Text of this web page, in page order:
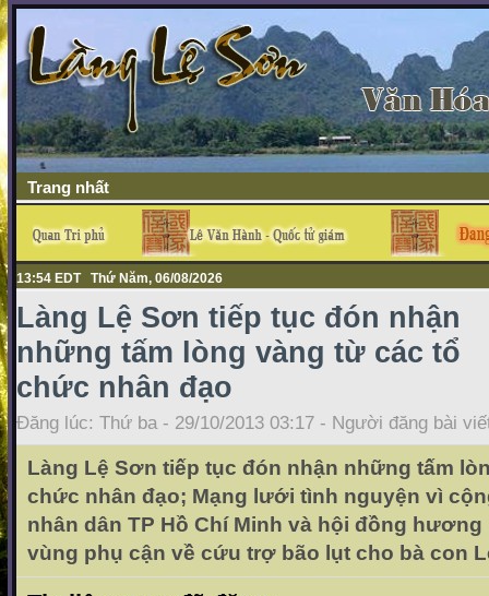
Trang nhất
13:54 EDT Thứ Năm, 06/08/2026
Làng Lệ Sơn tiếp tục đón nhận
những tấm lòng vàng từ các tổ
chức nhân đạo
Đăng lúc: Thứ ba - 29/10/2013 03:17 - Người đăng bài
Làng Lệ Sơn tiếp tục đón nhận những tấm
chức nhân đạo; Mạng lưới tình nguyện vì
nhân dân TP Hồ Chí Minh và hội đồng hương
vùng phụ cận về cứu trợ bão lụt cho bà con